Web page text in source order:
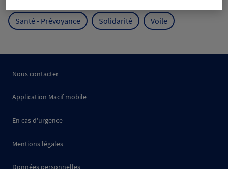
Santé - Prévoyance Solidarité Voile
Nous contacter
Application Macif mobile
En cas d'urgence
Mentions légales
Données personnelles